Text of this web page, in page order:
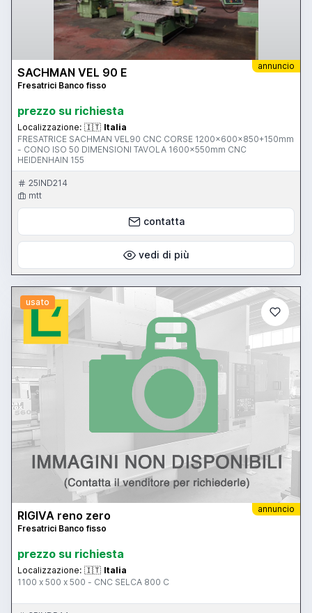
annuncio
SACHMAN VEL 90 E
Fresatrici Banco fisso
prezzo su richiesta
Localizzazione: 🇮🇹 Italia
FRESATRICE SACHMAN VEL90 CNC CORSE 1200x600x850+150mm
- CONO ISO 50 DIMENSIONI TAVOLA 1600x550mm CNC
HEIDENHAIN 155
25IND214
mtt
contatta
vedi di più
usato
annuncio
RIGIVA reno zero
Fresatrici Banco fisso
prezzo su richiesta
Localizzazione: 🇮🇹 Italia
1100 x 500 x 500 - CNC SELCA 800 C